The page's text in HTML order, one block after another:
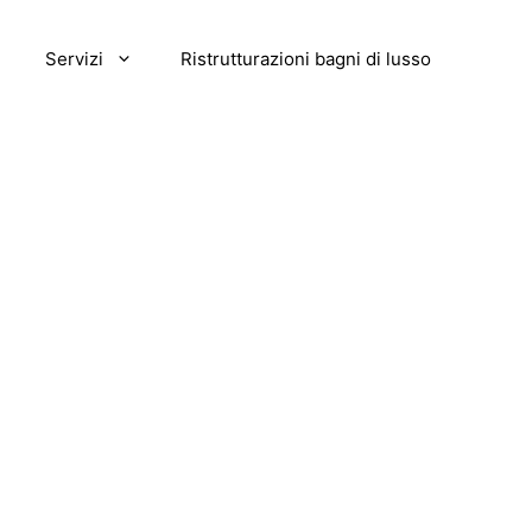
Servizi Ristrutturazioni bagni di lusso